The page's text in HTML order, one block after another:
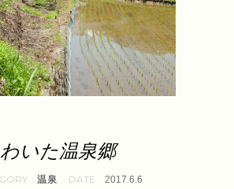
わいた温泉郷
温泉 2017.6.6